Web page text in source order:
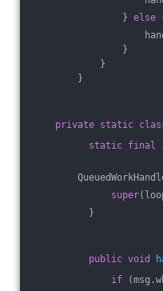
} else
}
}
}
private static
static final
super
}
public void
if